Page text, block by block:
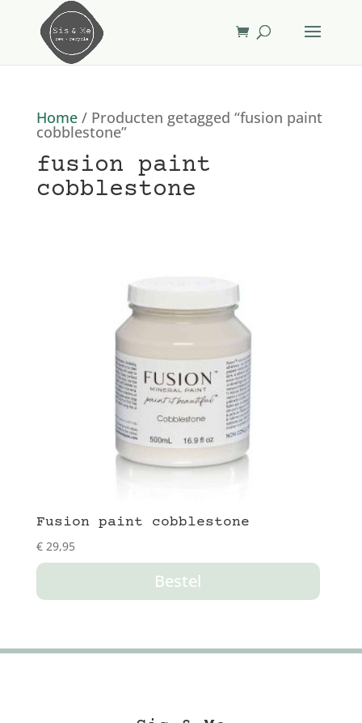
Home/ Producten getagged “fusion paint
cobblestone”
fusion paint
cobblestone
Fusion paint cobblestone
€29,95
Bestel